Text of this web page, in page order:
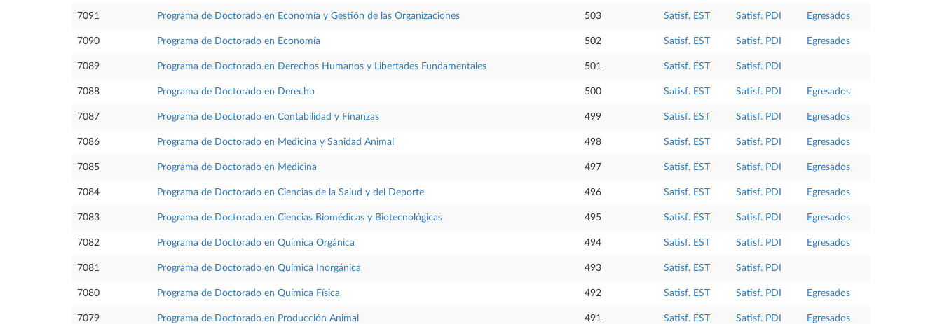
7091 Programa de Doctorado en Economía y Gestión de las Organizaciones 503 Satisf. EST Satisf. PDI Egresados
7090 Programa de Doctorado en Economía 502 Satisf. EST Satisf. PDI Egresados
7089 Programa de Doctorado en Derechos Humanos y Libertades Fundamentales 501 Satisf. EST Satisf. PDI
7088 Programa de Doctorado en Derecho 500 Satisf. EST Satisf. PDI Egresados
7087 Programa de Doctorado en Contabilidad y Finanzas 499 Satisf. EST Satisf. PDI Egresados
7086 Programa de Doctorado en Medicina y Sanidad Animal 498 Satisf. EST Satisf. PDI Egresados
7085 Programa de Doctorado en Medicina 497 Satisf. EST Satisf. PDI Egresados
7084 Programa de Doctorado en Ciencias de la Salud y del Deporte 496 Satisf. EST Satisf. PDI Egresados
7083 Programa de Doctorado en Ciencias Biomédicas y Biotecnológicas 495 Satisf. EST Satisf. PDI Egresados
7082 Programa de Doctorado en Química Orgánica 494 Satisf. EST Satisf. PDI Egresados
7081 Programa de Doctorado en Química Inorgánica 493 Satisf. EST Satisf. PDI
7080 Programa de Doctorado en Química Física 492 Satisf. EST Satisf. PDI Egresados
7079 Programa de Doctorado en Producción Animal 491 Satisf. EST Satisf. PDI Egresados